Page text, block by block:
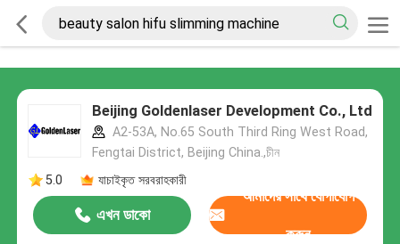
Beijing Goldenlaser Development Co., Ltd
A2-53A, No.65 South Third Ring West Road,
Fengtai District, Beijing China.,চীন
5.0
যাচাইকৃত সরবরাহকারী
এখন ডাকো
আমাদের সাথে যোগাযোগ
করুন